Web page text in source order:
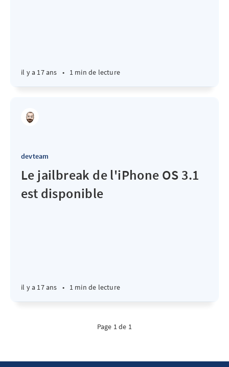
il y a 17 ans • 1 min de lecture
devteam
Le jailbreak de l'iPhone OS 3.1
est disponible
il y a 17 ans • 1 min de lecture
Page 1 de 1